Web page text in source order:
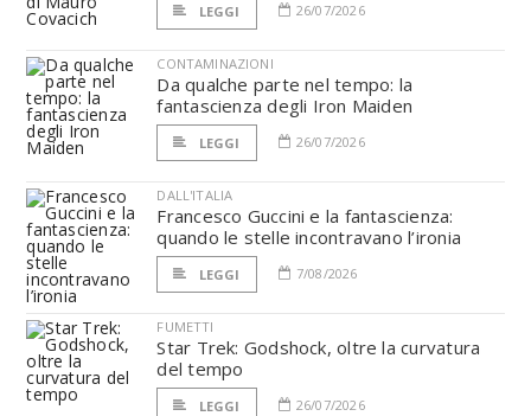
LEGGI 26/07/2026
CONTAMINAZIONI
Da qualche parte nel tempo: la
fantascienza degli Iron Maiden
LEGGI 26/07/2026
DALL'ITALIA
Francesco Guccini e la fantascienza:
quando le stelle incontravano l’ironia
LEGGI 7/08/2026
FUMETTI
Star Trek: Godshock, oltre la curvatura
del tempo
LEGGI 26/07/2026